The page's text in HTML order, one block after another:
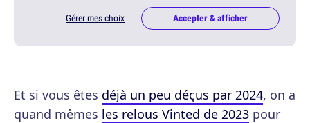
Gérer mes choix Accepter & afficher
Et si vous êtes déjà un peu déçus par 2024, on a
quand mêmes les relous Vinted de 2023 pour